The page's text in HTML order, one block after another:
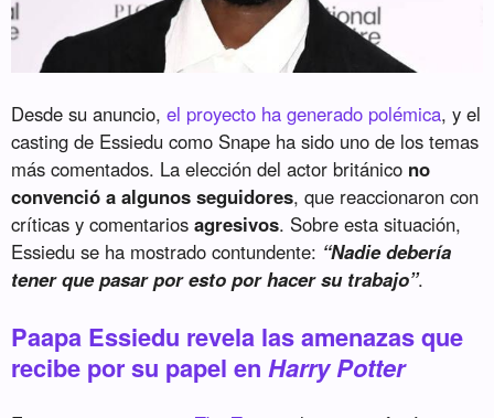
Desde su anuncio,el proyecto ha generado polémica, y el
casting de Essiedu como Snape ha sido uno de los temas
más comentados. La elección del actor británico no
convenció a algunos seguidores, que reaccionaron con
críticas y comentariosagresivos. Sobre esta situación,
Essiedu se ha mostrado contundente: “Nadie debería
tener que pasar por esto por hacer su trabajo”.
Paapa Essiedu revela las amenazas que
recibe por su papel enHarry Potter